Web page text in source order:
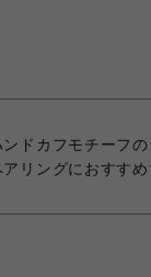
ドカフモチーフ
リングにおすすめ